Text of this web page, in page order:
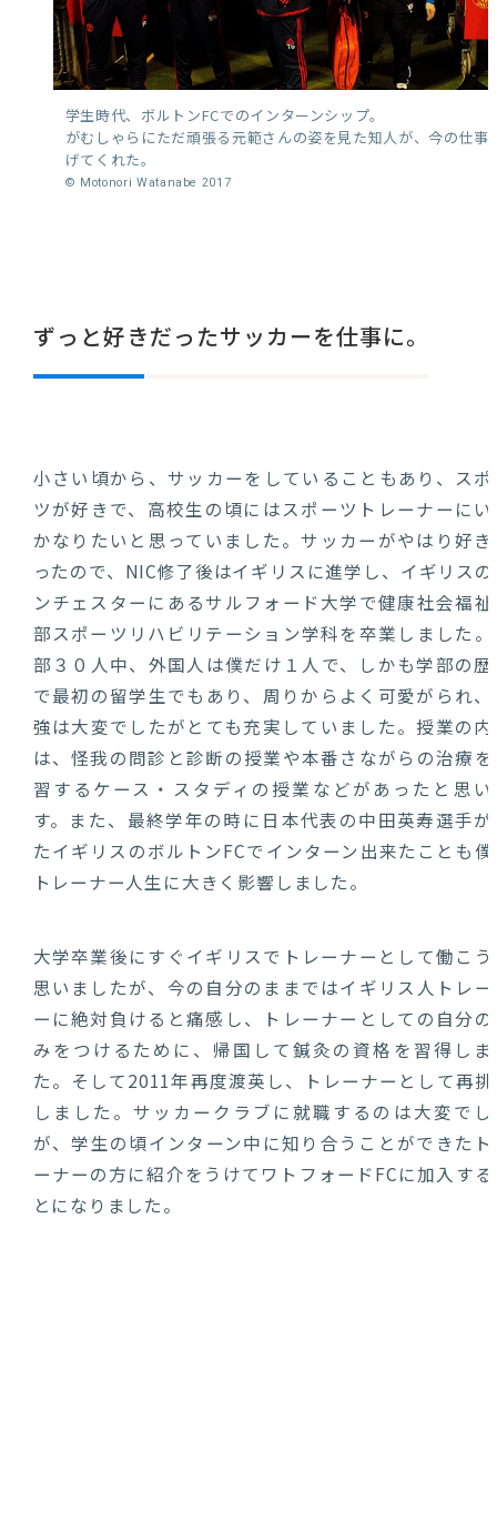
ずっと好きだったサッカーを仕事に。
小さい頃から、サッカーをしていることもあり、ス
ツが好きで、高校生の頃にはスポーツトレーナーに
かなりたいと思っていました。サッカーがやはり好
ったので、NIC修了後はイギリスに進学し、イギリス
ンチェスターにあるサルフォード大学で健康社会福
部スポーツリハビリテーション学科を卒業しました
部３０人中、外国人は僕だけ１人で、しかも学部の
で最初の留学生でもあり、周りからよく可愛がられ
強は大変でしたがとても充実していました。授業の
は、怪我の問診と診断の授業や本番さながらの治療
習するケース・スタディの授業などがあったと思い
す。また、最終学年の時に日本代表の中田英寿選手
たイギリスのボルトンFCでインターン出来たことも
トレーナー人生に大きく影響しました。
大学卒業後にすぐイギリスでトレーナーとして働こ
思いましたが、今の自分のままではイギリス人トレ
ーに絶対負けると痛感し、トレーナーとしての自分
みをつけるために、帰国して鍼灸の資格を習得しま
た。そして2011年再度渡英し、トレーナーとして再
しました。サッカークラブに就職するのは大変でし
が、学生の頃インターン中に知り合うことができた
ーナーの方に紹介をうけてワトフォードFCに加入す
とになりました。
学生時代、ボルトンFCでのインターンシップ。
がむしゃらにただ頑張る元範さんの姿を見た知人が、今の仕事
げてくれた。
© Motonori Watanabe 2017